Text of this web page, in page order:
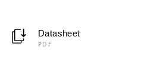
Datasheet
PDF